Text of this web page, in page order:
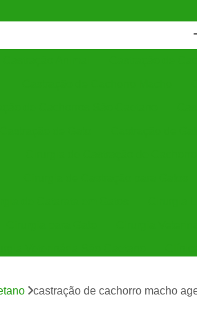
Veterinária Especializada em Cães
castração de cachorro macho